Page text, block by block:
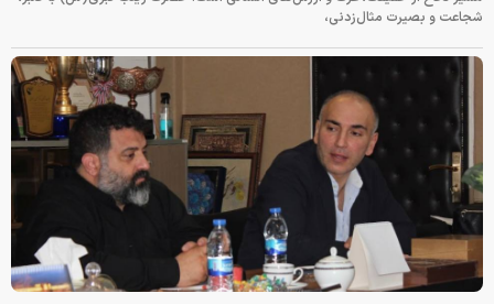
شجاعت و بصیرت مثال‌زدنی،